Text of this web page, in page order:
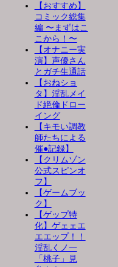
【おすすめ】
コミック総集
編 〜まずはこ
こから！〜
【オナニー実
演】声優さん
とガチ生通話
【おねショ
タ】淫乱メイ
ド絶倫ドロー
イング
【キモい調教
師たちによる
催●記録】
【クリムゾン
公式スピンオ
フ】
【ゲームブッ
ク】
【ゲップ特
化】ゲェェエ
エエップ！！
淫乱くノ一
「桃子」見